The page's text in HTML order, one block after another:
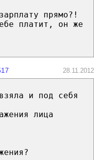
прямо?!
платит, он же
28.11.2012
и под себя
лица